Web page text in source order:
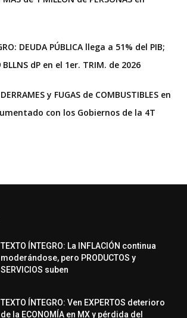
DEUDA PÚBLICA llega a 51% del PIB;
dP en el 1er. TRIM. de 2026
y FUGAS de COMBUSTIBLES en
con los Gobiernos de la 4T
TEXTO ÍNTEGRO: La INFLACIÓN continua
moderándose, pero PRODUCTOS y
SERVICIOS suben
TEXTO ÍNTEGRO: Ven EXPERTOS deterioro
de la ECONOMÍA en MX y pérdida del